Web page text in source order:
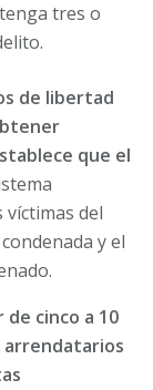
tres o
de libertad
que el
víctimas del
y el
cinco a 10
arrendatarios